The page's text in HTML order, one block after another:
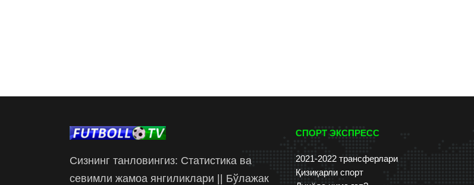
Сизнинг танловингиз: Статистика ва
севимли жамоа янгиликлари || Бўлажак
СПОРТ ЭКСПРЕСС
2021-2022 трансферлари
Қизиқарли спорт